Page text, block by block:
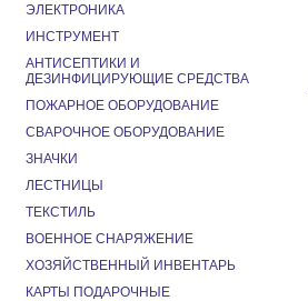
ЭЛЕКТРОНИКА
ИНСТРУМЕНТ
АНТИСЕПТИКИ И
ДЕЗИНФИЦИРУЮЩИЕ СРЕДСТВА
ПОЖАРНОЕ ОБОРУДОВАНИЕ
СВАРОЧНОЕ ОБОРУДОВАНИЕ
ЗНАЧКИ
ЛЕСТНИЦЫ
ТЕКСТИЛЬ
ВОЕННОЕ СНАРЯЖЕНИЕ
ХОЗЯЙСТВЕННЫЙ ИНВЕНТАРЬ
КАРТЫ ПОДАРОЧНЫЕ